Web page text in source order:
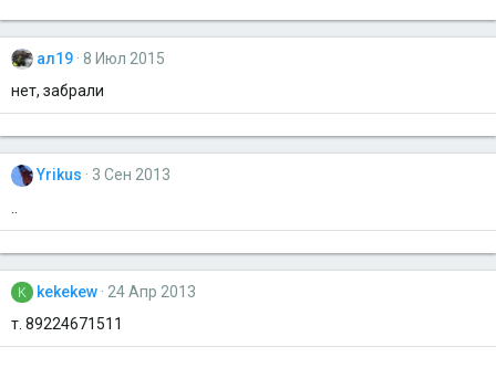
ал19
8 Июл 2015
нет, забрали
Yrikus
3 Сен 2013
K kekekew
24 Апр 2013
т. 89224671511